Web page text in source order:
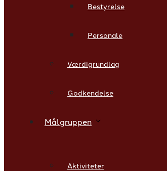
Bestyrelse
Personale
Værdigrundlag
Godkendelse
Målgruppen
Aktiviteter